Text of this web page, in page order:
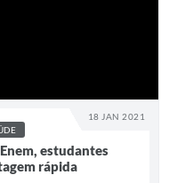
18 JAN 2021
estudantes
rápida